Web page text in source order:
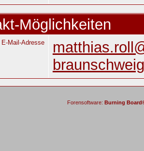
Möglichkeiten
E-Mail-Adresse
Forensoftware: Burning